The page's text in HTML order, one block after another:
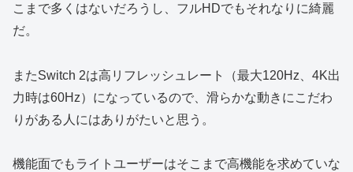
こまで多くはないだろうし、フルHDでもそれなりに綺麗
だ。
またSwitch 2は高リフレッシュレート（最大120Hz、4K出
力時は60Hz）になっているので、滑らかな動きにこだわ
りがある人にはありがたいと思う。
機能面でもライトユーザーはそこまで高機能を求めていな